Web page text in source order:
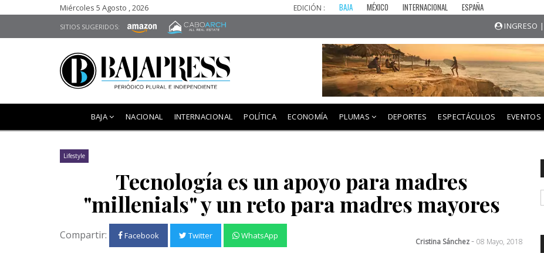
Miércoles 5 Agosto , 2026 EDICIÓN : BAJA MÉXICO INTERNACIONAL ESPAÑA
SITIOS SUGERIDOS: INGRESO |
BAJA NACIONAL INTERNACIONAL POLÍTICA ECONOMÍA PLUMAS DEPORTES ESPECTÁCULOS EVENTOS
Lifestyle
Tecnología es un apoyo para madres
"millenials" y un reto para madres mayores
Compartir: Facebook Twitter WhatsApp
Cristina Sánchez- 08 Mayo, 2018